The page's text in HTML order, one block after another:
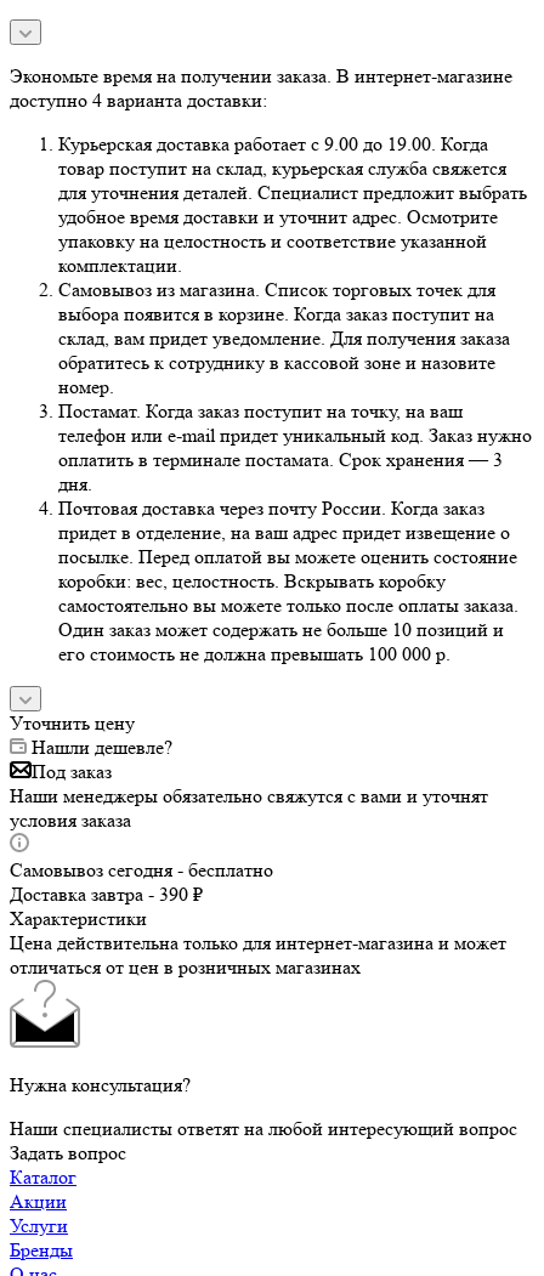
Экономьте время на получении заказа. В интернет-магазине
доступно 4 варианта доставки:
Курьерская доставка работает с 9.00 до 19.00. Когда
товар поступит на склад, курьерская служба свяжется
для уточнения деталей. Специалист предложит выбрать
удобное время доставки и уточнит адрес. Осмотрите
упаковку на целостность и соответствие указанной
комплектации.
Самовывоз из магазина. Список торговых точек для
выбора появится в корзине. Когда заказ поступит на
склад, вам придет уведомление. Для получения заказа
обратитесь к сотруднику в кассовой зоне и назовите
номер.
Постамат. Когда заказ поступит на точку, на ваш
телефон или e-mail придет уникальный код. Заказ нужно
оплатить в терминале постамата. Срок хранения — 3
дня.
Почтовая доставка через почту России. Когда заказ
придет в отделение, на ваш адрес придет извещение о
посылке. Перед оплатой вы можете оценить состояние
коробки: вес, целостность. Вскрывать коробку
самостоятельно вы можете только после оплаты заказа.
Один заказ может содержать не больше 10 позиций и
его стоимость не должна превышать 100 000 р.
Уточнить цену
Нашли дешевле?
Под заказ
Наши менеджеры обязательно свяжутся с вами и уточнят
условия заказа
Самовывоз сегодня - бесплатно
Доставка завтра - 390 ₽
Характеристики
Цена действительна только для интернет-магазина и может
отличаться от цен в розничных магазинах
Нужна консультация?
Наши специалисты ответят на любой интересующий вопрос
Задать вопрос
Каталог
Акции
Услуги
Бренды